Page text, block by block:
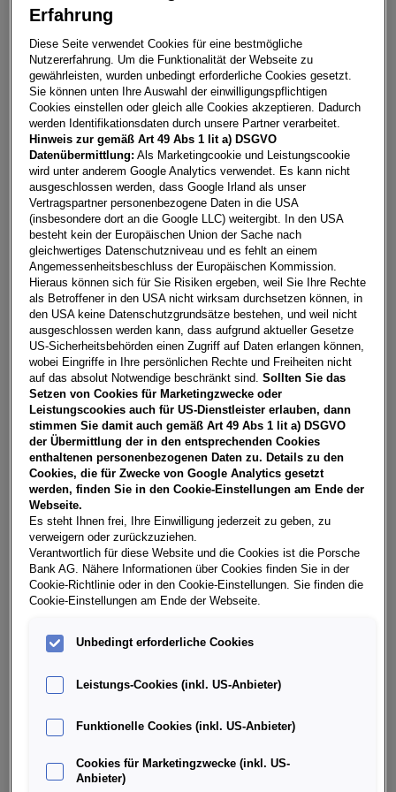
Kamiq Monte Carlo TSI DSG
2851 Krumbach
Leasing Kredit
€292,88**
pro Monat
Laufzeit
60 Monate
pro Jahr
15.000 km
Eigenleistung
€5.000
Händler kontaktieren
Online-Abschluss anfragen
**Freibleibendes Musterangebot für Mietleasing inkl. USt,
NoVA, zzgl. gesetzl. Vertragsgebühr EUR 148,98 und
Bearbeitungskosten EUR 0,00. Ihr Verkaufsberater freut
sich darauf, Ihnen ein individuelles Angebot erstellen zu
können.
Teilen PDF herunterladen
Weitere Infos & Daten
Fahrzeugdaten
Ausstattung
Finanzierung über die Porsche Bank
Händlerinformation
Erfahrung
Diese Seite verwendet Cookies für eine bestmögliche
Nutzererfahrung. Um die Funktionalität der Webseite zu
gewährleisten, wurden unbedingt erforderliche Cookies gesetzt.
Sie können unten Ihre Auswahl der einwilligungspflichtigen
Cookies einstellen oder gleich alle Cookies akzeptieren. Dadurch
werden Identifikationsdaten durch unsere Partner verarbeitet.
Hinweis zur gemäß Art 49 Abs 1 lit a) DSGVO
Datenübermittlung: Als Marketingcookie und Leistungscookie
wird unter anderem Google Analytics verwendet. Es kann nicht
ausgeschlossen werden, dass Google Irland als unser
Vertragspartner personenbezogene Daten in die USA
(insbesondere dort an die Google LLC) weitergibt. In den USA
besteht kein der Europäischen Union der Sache nach
gleichwertiges Datenschutzniveau und es fehlt an einem
Angemessenheitsbeschluss der Europäischen Kommission.
Hieraus können sich für Sie Risiken ergeben, weil Sie Ihre Rechte
als Betroffener in den USA nicht wirksam durchsetzen können, in
den USA keine Datenschutzgrundsätze bestehen, und weil nicht
ausgeschlossen werden kann, dass aufgrund aktueller Gesetze
US-Sicherheitsbehörden einen Zugriff auf Daten erlangen können,
wobei Eingriffe in Ihre persönlichen Rechte und Freiheiten nicht
auf das absolut Notwendige beschränkt sind.Sollten Sie das
Setzen von Cookies für Marketingzwecke oder
Leistungscookies auch für US-Dienstleister erlauben, dann
stimmen Sie damit auch gemäß Art 49 Abs 1 lit a) DSGVO
der Übermittlung der in den entsprechenden Cookies
enthaltenen personenbezogenen Daten zu. Details zu den
Cookies, die für Zwecke von Google Analytics gesetzt
werden, finden Sie in den Cookie-Einstellungen am Ende der
Webseite.
Es steht Ihnen frei, Ihre Einwilligung jederzeit zu geben, zu
verweigern oder zurückzuziehen.
Verantwortlich für diese Website und die Cookies ist die Porsche
Bank AG. Nähere Informationen über Cookies finden Sie in der
Cookie-Richtlinie oder in den Cookie-Einstellungen. Sie finden die
Cookie-Einstellungen am Ende der Webseite.
Unbedingt erforderliche Cookies
Leistungs-Cookies (inkl. US-Anbieter)
Funktionelle Cookies (inkl. US-Anbieter)
Cookies für Marketingzwecke (inkl. US-
Anbieter)